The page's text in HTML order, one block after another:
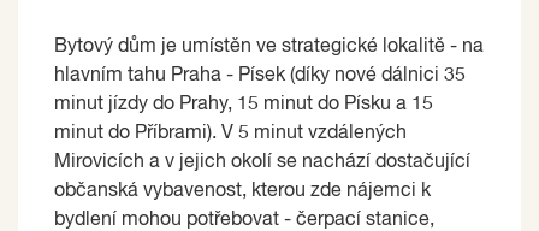
Bytový dům je umístěn ve strategické lokalitě - na
hlavním tahu Praha - Písek (díky nové dálnici 35
minut jízdy do Prahy, 15 minut do Písku a 15
minut do Příbrami). V 5 minut vzdálených
Mirovicích a v jejich okolí se nachází dostačující
občanská vybavenost, kterou zde nájemci k
bydlení mohou potřebovat - čerpací stanice,